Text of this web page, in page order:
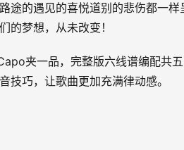
途的遇见的喜悦道别的悲伤都一样
的梦想，从未改变！
夹一品，完整版六线谱编配共
技巧，让歌曲更加充满律动感。